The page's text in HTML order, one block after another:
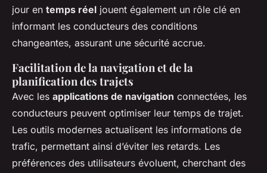
jour en temps réel jouent également un rôle clé en
informant les conducteurs des conditions
changeantes, assurant une sécurité accrue.
Facilitation de la navigation et de la
planification des trajets
Avec les applications de navigation connectées, les
conducteurs peuvent optimiser leur temps de trajet.
Les outils modernes actualisent les informations de
trafic, permettant ainsi d’éviter les retards. Les
préférences des utilisateurs évoluent, cherchant des